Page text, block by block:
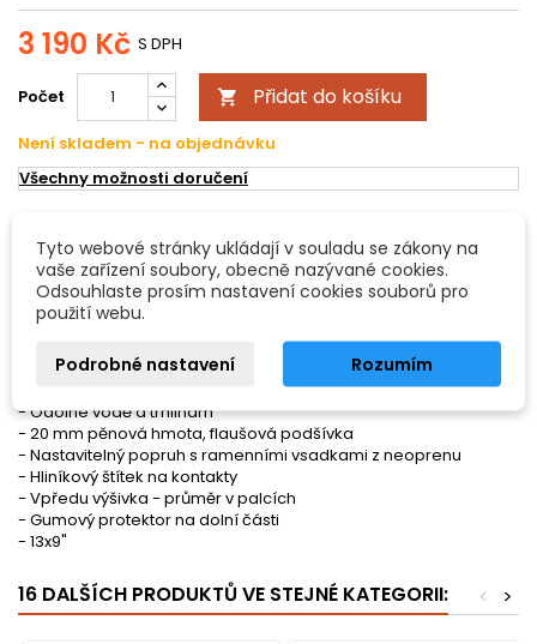
3 190 Kč S DPH
Počet  Přidat do košíku
Není skladem - na objednávku
Všechny možnosti doručení
POPIS DETAILY PRODUKTU
Gig Bag pro Tom Tom SPS
- Side Protection System
- Všechna nosná místa extra podložena a zesílena
- Odolné vodě a trhlinám
- 20 mm pěnová hmota, flaušová podšívka
- Nastavitelný popruh s ramenními vsadkami z neoprenu
- Hliníkový štítek na kontakty
- Vpředu výšivka - průměr v palcích
- Gumový protektor na dolní části
- 13x9"
16 DALŠÍCH PRODUKTŮ VE STEJNÉ KATEGORII: >
<
Tyto webové stránky ukládají v souladu se zákony na
vaše zařízení soubory, obecně nazývané cookies.
Odsouhlaste prosím nastavení cookies souborů pro
použití webu.
Podrobné nastavení Rozumím